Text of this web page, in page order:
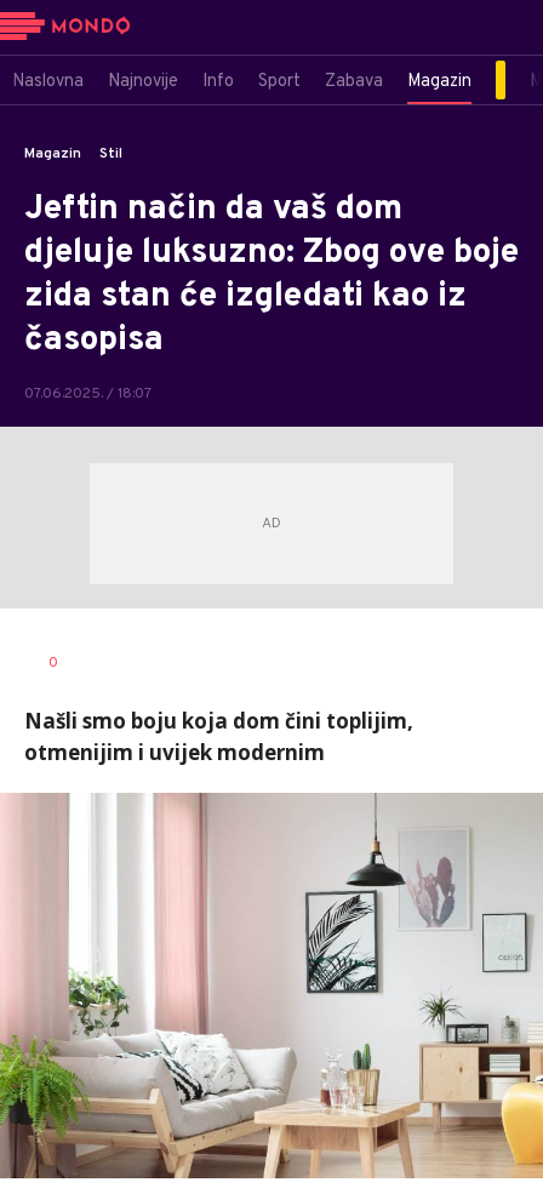
Naslovna Najnovije Info Sport Zabava Magazin
Magazin Stil
Jeftin način da vaš dom
djeluje luksuzno: Zbog ove boje
zida stan će izgledati kao iz
časopisa
07.06.2025. / 18:07
0
Našli smo boju koja dom čini toplijim,
otmenijim i uvijek modernim